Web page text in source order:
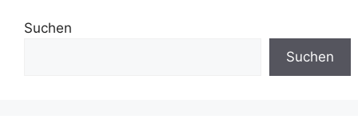
Suchen
Suchen